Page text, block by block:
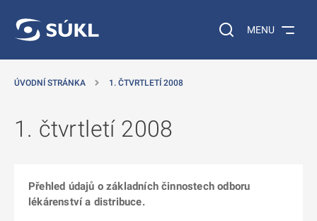
Vyhledávání na
MENU
ÚVODNÍ STRÁNKA 1. ČTVRTLETÍ 2008
1. čtvrtletí 2008
Přehled údajů o základních činnostech odboru
lékárenství a distribuce.